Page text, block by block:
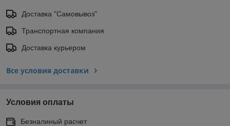
Доставка "Самовывоз"
Транспортная компания
Доставка курьером
Все условия доставки
Условия оплаты
Безналиный расчет